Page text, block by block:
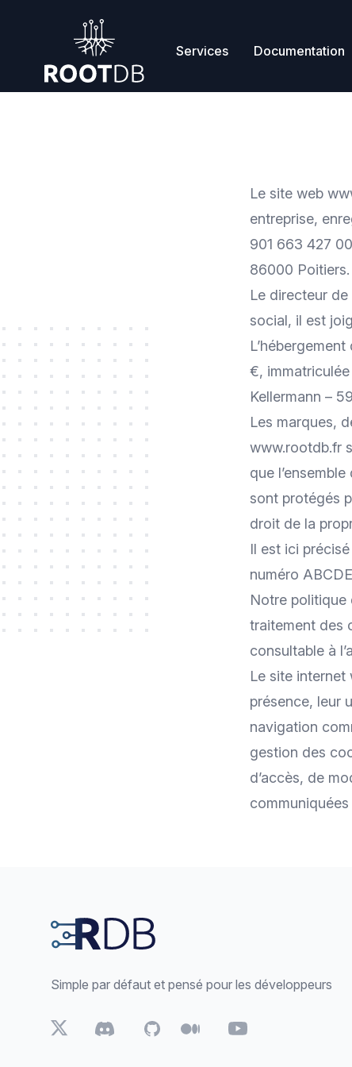
Workflow
Services
Documentation
Le site web
entreprise,
901 663 427
86000 Poitiers.
Le directeur
social, il est
€,
Kellermann –
Les marques,
www.rootdb.fr
que
sont protégés
droit de la
Il est ici
numéro
Notre politique
traitement des
consultable à
Le site internet
présence, leur
navigation
gestion des
d’accès, de
Simple par défaut et pensé pour les développeurs
Twitter Discord Github Medium Youtube